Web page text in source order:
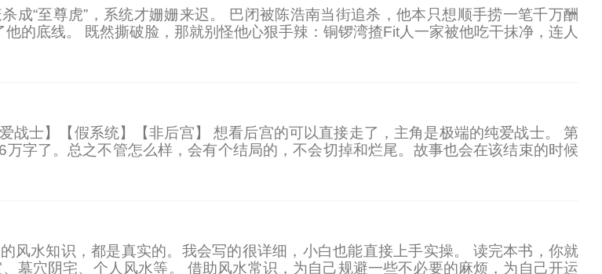
成“至尊虎”，系统才姗姗来迟。 巴闭被陈浩南当街追杀，他本只想顺手捞一笔千万酬
的底线。 既然撕破脸，那就别怪他心狠手辣：铜锣湾揸Fit人一家被他吃干抹净，连人
反手甩出人形铁球阿海，直接碾平铜锣湾所有场子，逼得蒋天生咽下哑巴亏坐到谈判
战士】【假系统】【非后宫】 想看后宫的可以直接走了，主角是极端的纯爱战士。 第
字了。总之不管怎么样，会有个结局的，不会切掉和烂尾。故事也会在该结束的时候
跨越世界而来的王者。 他是拯救众生消灭邪神的神造兵器。 洛琪希，我脑子没病，不
风水知识，都是真实的。我会写的很详细，小白也能直接上手实操。 读完本书，你就
穴阴宅、个人风水等。 借助风水常识，为自己规避一些不必要的麻烦，为自己开运